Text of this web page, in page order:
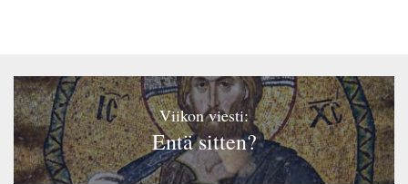
Viikon viesti:
Entä sitten?